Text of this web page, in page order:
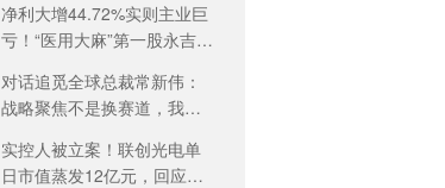
减
净利大增44.72%实则主业巨
亏！“医用大麻”第一股永吉股
收益“保盈”
对话追觅全球总裁常新伟：
战略聚焦不是换赛道，我们
实控人被立案！联创光电单
日市值蒸发12亿元，回应称